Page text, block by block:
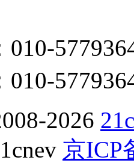
010-
010-
2026
京ICP